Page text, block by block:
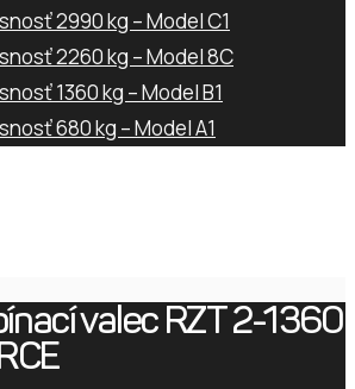
2990 kg – Model C1
2260 kg – Model 8C
1360 kg – Model B1
680 kg – Model A1
valec RZT 2-1360